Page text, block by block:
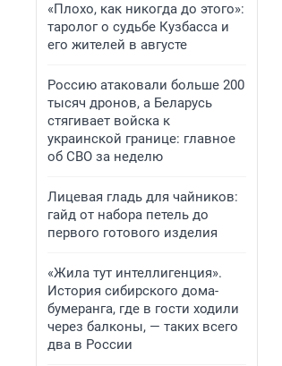
«Плохо, как никогда до этого»:
таролог о судьбе Кузбасса и
его жителей в августе
Россию атаковали больше 200
тысяч дронов, а Беларусь
стягивает войска к
украинской границе: главное
об СВО за неделю
Лицевая гладь для чайников:
гайд от набора петель до
первого готового изделия
«Жила тут интеллигенция».
История сибирского дома-
бумеранга, где в гости ходили
через балконы, — таких всего
два в России